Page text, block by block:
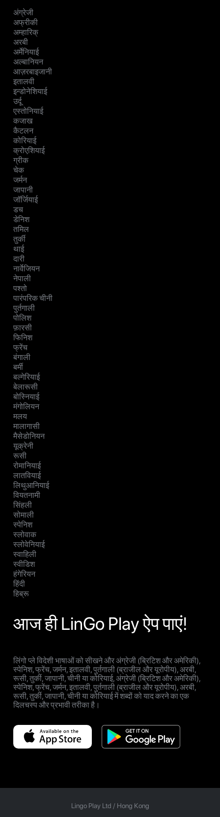
अंग्रेजी
अफ्रीकी
अम्हारिक्
अरबी
अर्मेनियाई
अल्बानियन
आज़रबाइजानी
इतालवी
इन्डोनेशियाई
उर्दू
एस्तोनियाई
कजाख
कैटलन
कोरियाई
क्रोएशियाई
ग्रीक
चेक
जर्मन
जापानी
जॉर्जियाई
डच
डेनिश
तमिल
तुर्की
थाई
दारी
नार्वेजियन
नेपाली
पश्तो
पारंपरिक चीनी
पुर्तगाली
पोलिश
फ़ारसी
फिनिश
फ्रेंच
बंगाली
बर्मी
बल्गेरियाई
बेलारूसी
बोस्नियाई
मंगोलियन
मलय
मालागासी
मैसेडोनियन
यूक्रेनी
रूसी
रोमानियाई
लातवियाई
लिथुआनियाई
वियतनामी
सिंहली
सोमाली
स्पेनिश
स्लोवाक
स्लोवेनियाई
स्वाहिली
स्वीडिश
हंगेरियन
हिंदी
हिब्रू
आज ही LinGo Play ऐप पाएं!
लिंगो प्ले विदेशी भाषाओं को सीखने और अंग्रेजी (ब्रिटिश और अमेरिकी),
स्पेनिश, फ्रेंच, जर्मन, इतालवी, पुर्तगाली (ब्राजील और यूरोपीय), अरबी,
रूसी, तुर्की, जापानी, चीनी या कोरियाई, अंग्रेजी (ब्रिटिश और अमेरिकी),
स्पेनिश, फ्रेंच, जर्मन, इतालवी, पुर्तगाली (ब्राजील और यूरोपीय), अरबी,
रूसी, तुर्की, जापानी, चीनी या कोरियाई में शब्दों को याद करने का एक
दिलचस्प और प्रभावी तरीका है।
Lingo Play Ltd / Hong Kong